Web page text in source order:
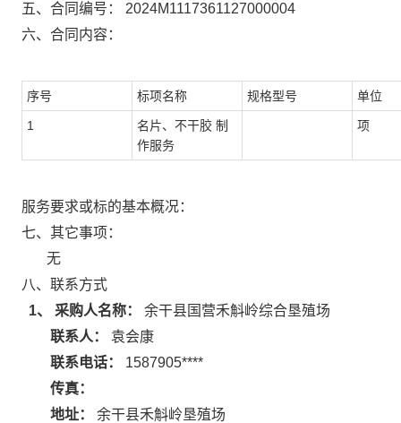
五、合同编号：
2024M1117361127000004
六、合同内容：
序号 标项名称 规格型号 单位
1
名片、不干胶 制
作服务
项
服务要求或标的基本概况：
七、其它事项：
无
八、联系方式
1、 采购人名称：
余干县国营禾斛岭综合垦殖场
联系人：
袁会康
联系电话：
1587905****
传真：
地址：
余干县禾斛岭垦殖场